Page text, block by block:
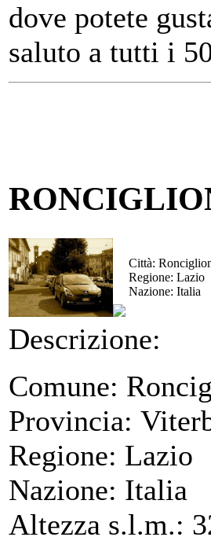
dove potete
saluto a tutti i
Città:
Regione: Lazio
Nazione: Italia
Descrizione:
Comune:
Provincia:
Regione: Lazio
Nazione: Italia
Altezza s.l.m.: